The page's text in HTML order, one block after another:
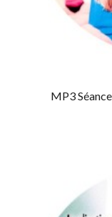
MP3